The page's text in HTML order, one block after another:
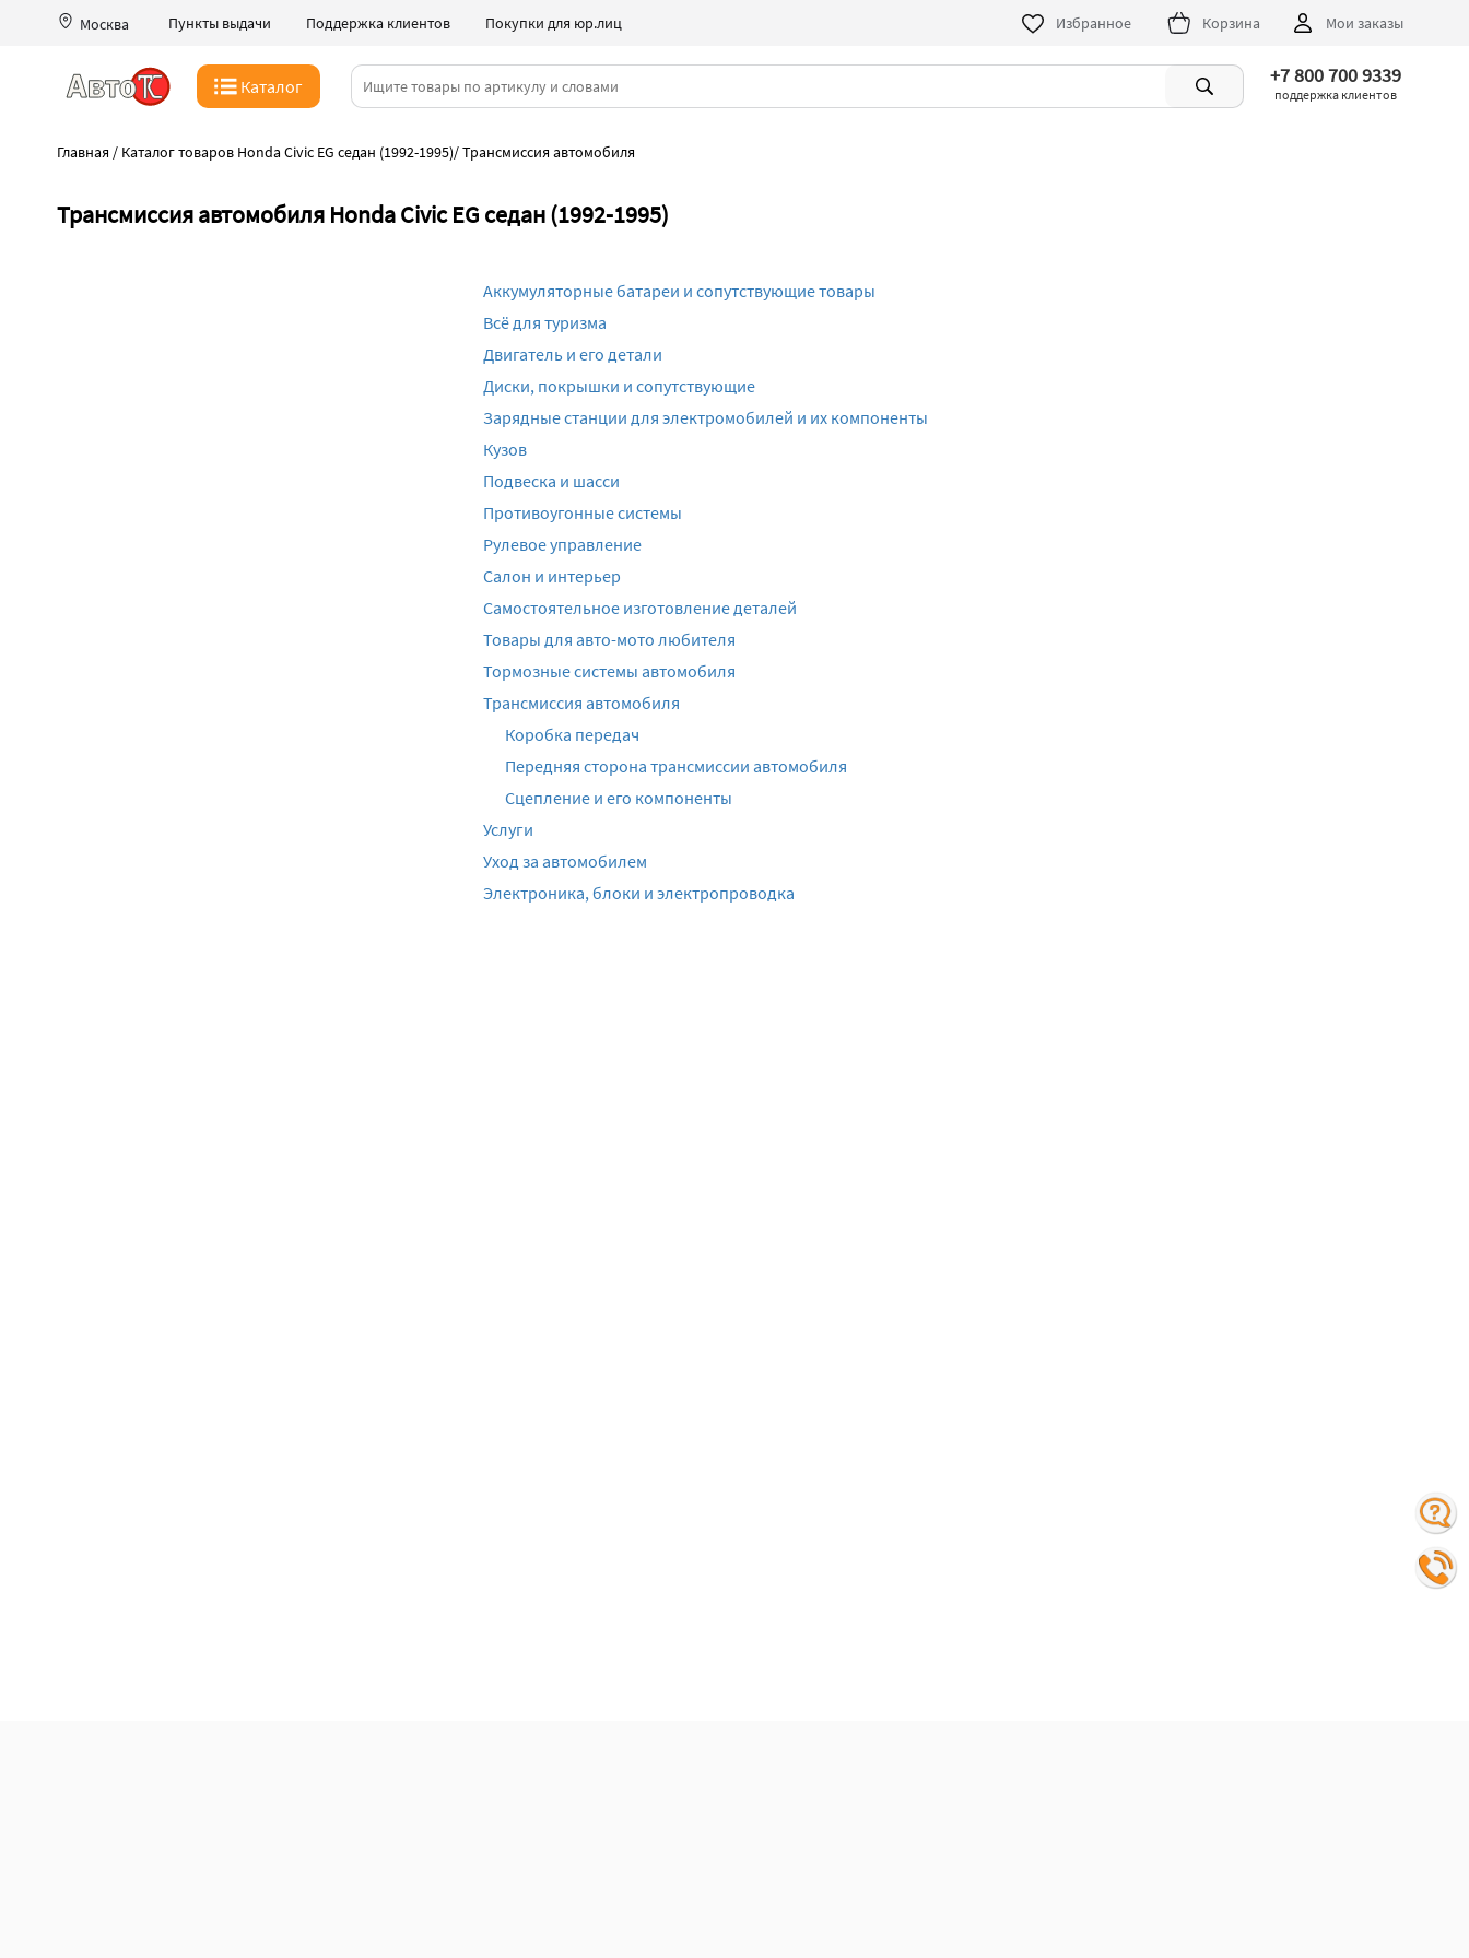
Москва Пункты выдачи Поддержка клиентов Покупки для юр.лиц Избранное Корзина Мои заказы
Каталог +7 800 700 9339
поддержка клиентов
Главная / Каталог товаров Honda Civic EG седан (1992-1995)/Трансмиссия автомобиля
Трансмиссия автомобиля Honda Civic EG седан (1992-1995)
Аккумуляторные батареи и сопутствующие товары
Всё для туризма
Двигатель и его детали
Диски, покрышки и сопутствующие
Зарядные станции для электромобилей и их компоненты
Кузов
Подвеска и шасси
Противоугонные системы
Рулевое управление
Салон и интерьер
Самостоятельное изготовление деталей
Товары для авто-мото любителя
Тормозные системы автомобиля
Трансмиссия автомобиля
Коробка передач
Передняя сторона трансмиссии автомобиля
Сцепление и его компоненты
Услуги
Уход за автомобилем
Электроника, блоки и электропроводка